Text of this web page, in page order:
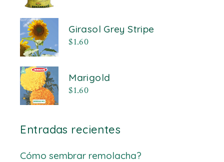
Girasol Grey Stripe
$1.60
Marigold
$1.60
Entradas recientes
Cómo sembrar remolacha?